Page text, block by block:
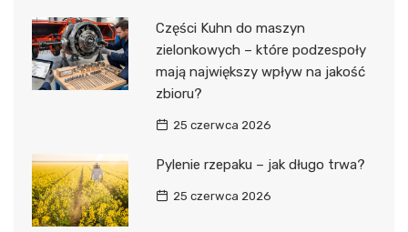
Części Kuhn do maszyn
zielonkowych – które podzespoły
mają największy wpływ na jakość
zbioru?
25 czerwca 2026
Pylenie rzepaku – jak długo trwa?
25 czerwca 2026